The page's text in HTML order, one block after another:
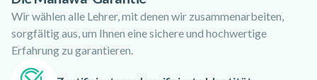
stages de survie Forêt ou Grand froid. Vous apprendrez les
techniques essentielles pour ne jamais tomber en situation de
survie.
Wir wählen alle Lehrer, mit denen wir zusammenarbeiten,
sorgfältig aus, um Ihnen eine sichere und hochwertige
Erfahrung zu garantieren.